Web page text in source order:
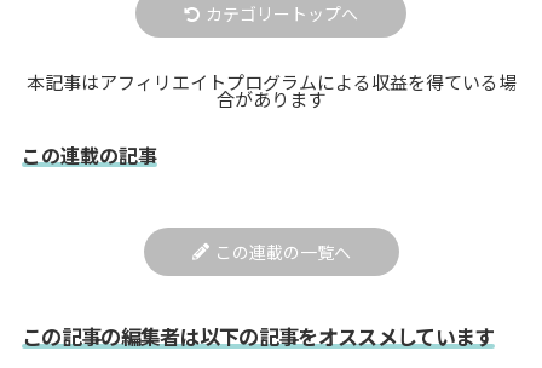
カテゴリートップへ
本記事はアフィリエイトプログラムによる収益を得ている場
合があります
この連載の記事
この連載の一覧へ
この記事の編集者は以下の記事をオススメしています